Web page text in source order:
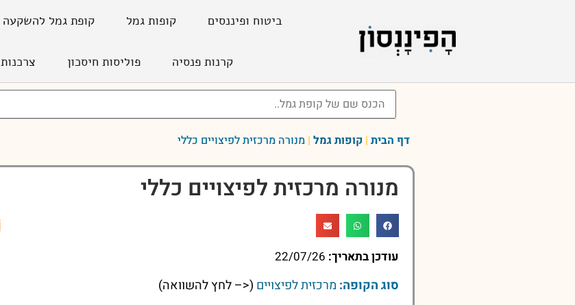
ביטוח ופיננסים קופות גמל קופת גמל להשקעה
קרנות פנסיה פוליסות חיסכון צרכנות
דף הבית | קופות גמל | מנורה מרכזית לפיצויים כללי
מנורה מרכזית לפיצויים כללי
עודכן בתאריך: 22/07/26
סוג הקופה: מרכזית לפיצויים (<– לחץ להשוואה)